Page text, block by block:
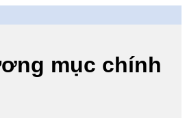
mục chính